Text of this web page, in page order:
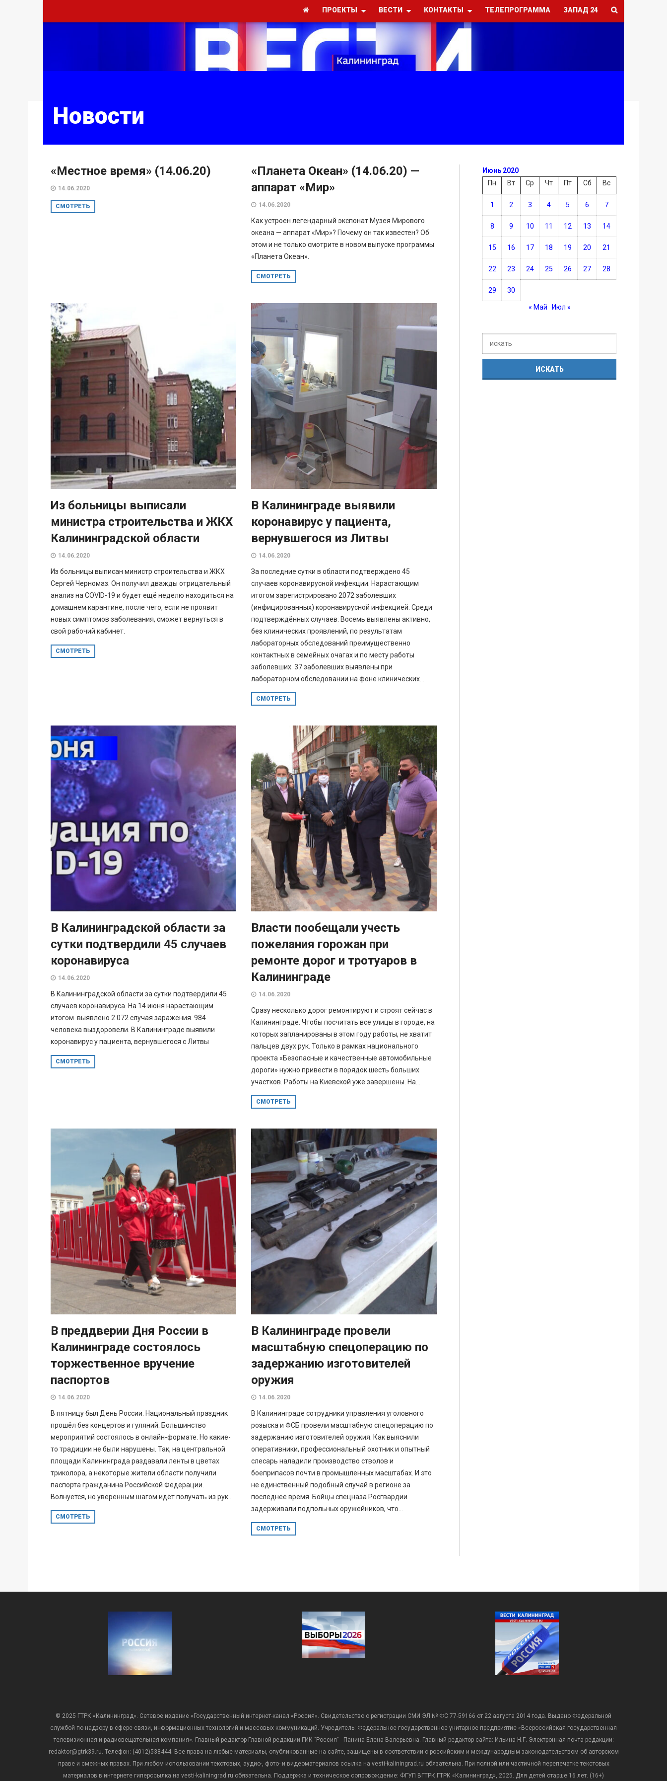
ПРОЕКТЫ ВЕСТИ КОНТАКТЫ ТЕЛЕПРОГРАММА ЗАПАД 24
Новости
«Местное время» (14.06.20)
14.06.2020
СМОТРЕТЬ
«Планета Океан» (14.06.20) —
аппарат «Мир»
14.06.2020
Как устроен легендарный экспонат Музея Мирового
океана — аппарат «Мир»? Почему он так известен? Об
этом и не только смотрите в новом выпуске программы
«Планета Океан».
СМОТРЕТЬ
Из больницы выписали
министра строительства и ЖКХ
Калининградской области
14.06.2020
Из больницы выписан министр строительства и ЖКХ
Сергей Черномаз. Он получил дважды отрицательный
анализ на COVID-19 и будет ещё неделю находиться на
домашнем карантине, после чего, если не проявит
новых симптомов заболевания, сможет вернуться в
свой рабочий кабинет.
СМОТРЕТЬ
В Калининграде выявили
коронавирус у пациента,
вернувшегося из Литвы
14.06.2020
За последние сутки в области подтверждено 45
случаев коронавирусной инфекции. Нарастающим
итогом зарегистрировано 2072 заболевших
(инфицированных) коронавирусной инфекцией. Среди
подтверждённых случаев: Восемь выявлены активно,
без клинических проявлений, по результатам
лабораторных обследований преимущественно
контактных в семейных очагах и по месту работы
заболевших. 37 заболевших выявлены при
лабораторном обследовании на фоне клинических...
СМОТРЕТЬ
В Калининградской области за
сутки подтвердили 45 случаев
коронавируса
14.06.2020
В Калининградской области за сутки подтвердили 45
случаев коронавируса. На 14 июня нарастающим
итогом выявлено 2 072 случая заражения. 984
человека выздоровели. В Калининграде выявили
коронавирус у пациента, вернувшегося с Литвы
СМОТРЕТЬ
Власти пообещали учесть
пожелания горожан при
ремонте дорог и тротуаров в
Калининграде
14.06.2020
Сразу несколько дорог ремонтируют и строят сейчас в
Калининграде. Чтобы посчитать все улицы в городе, на
которых запланированы в этом году работы, не хватит
пальцев двух рук. Только в рамках национального
проекта «Безопасные и качественные автомобильные
дороги» нужно привести в порядок шесть больших
участков. Работы на Киевской уже завершены. На...
СМОТРЕТЬ
В преддверии Дня России в
Калининграде состоялось
торжественное вручение
паспортов
14.06.2020
В пятницу был День России. Национальный праздник
прошёл без концертов и гуляний. Большинство
мероприятий состоялось в онлайн-формате. Но какие-
то традиции не были нарушены. Так, на центральной
площади Калининграда раздавали ленты в цветах
триколора, а некоторые жители области получили
паспорта гражданина Российской Федерации.
Волнуется, но уверенным шагом идёт получать из рук...
СМОТРЕТЬ
В Калининграде провели
масштабную спецоперацию по
задержанию изготовителей
оружия
14.06.2020
В Калининграде сотрудники управления уголовного
розыска и ФСБ провели масштабную спецоперацию по
задержанию изготовителей оружия. Как выяснили
оперативники, профессиональный охотник и опытный
слесарь наладили производство стволов и
боеприпасов почти в промышленных масштабах. И это
не единственный подобный случай в регионе за
последнее время. Бойцы спецназа Росгвардии
задерживали подпольных оружейников, что...
СМОТРЕТЬ
Июнь 2020
Пн
Вт Ср Чт Пт Сб Вс
1 2 3 4 5 6 7
8 9 10 11 12 13 14
15 16 17 18 19 20 21
22 23 24 25 26 27 28
29 30
« Май Июл »
© 2025 ГТРК «Калининград». Сетевое издание «Государственный интернет-канал «Россия». Свидетельство о регистрации СМИ ЭЛ № ФС 77-59166 от 22 августа 2014 года. Выдано Федеральной
службой по надзору в сфере связи, информационных технологий и массовых коммуникаций. Учредитель: Федеральное государственное унитарное предприятие «Всероссийская государственная
телевизионная и радиовещательная компания». Главный редактор Главной редакции ГИК "Россия" - Панина Елена Валерьевна. Главный редактор сайта: Ильина Н.Г. Электронная почта редакции:
redaktor@gtrk39.ru. Телефон: (4012)538444. Все права на любые материалы, опубликованные на сайте, защищены в соответствии с российским и международным законодательством об авторском
праве и смежных правах. При любом использовании текстовых, аудио-, фото- и видеоматериалов ссылка на vesti-kaliningrad.ru обязательна. При полной или частичной перепечатке текстовых
материалов в интернете гиперссылка на vesti-kaliningrad.ru обязательна. Поддержка и техническое сопровождение: ФГУП ВГТРК ГТРК «Калининград», 2025. Для детей старше 16 лет. (16+)